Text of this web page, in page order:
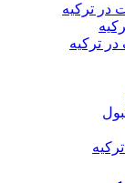
در ترکیه
ترکیه